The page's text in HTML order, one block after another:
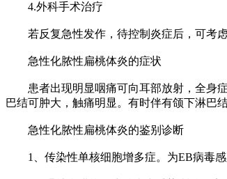
4.外科手术治疗
若反复急性发作，待控制炎症后，可考虑
急性化脓性扁桃体炎的症状
患者出现明显咽痛可向耳部放射，全身症
巴结可肿大，触痛明显。有时伴有颌下淋巴
急性化脓性扁桃体炎的鉴别诊断
1、传染性单核细胞增多症。为EB病毒感